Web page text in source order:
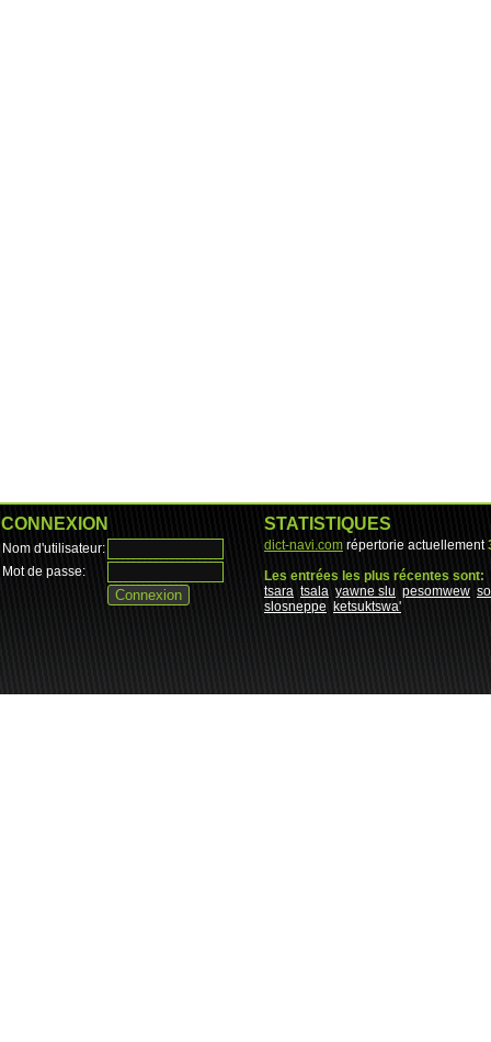
CONNEXION
Nom d'utilisateur:
Mot de passe:
STATISTIQUES
dict-navi.com répertorie actuellement
Les entrées les plus récentes sont:
tsara tsala yawne slu pesomwew
slosneppe
ketsuktswa'